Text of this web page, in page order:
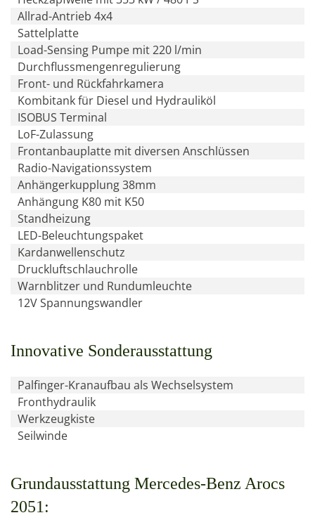
Allrad-Antrieb 4x4
Sattelplatte
Load-Sensing Pumpe mit 220 l/min
Durchflussmengenregulierung
Front- und Rückfahrkamera
Kombitank für Diesel und Hydrauliköl
ISOBUS Terminal
LoF-Zulassung
Frontanbauplatte mit diversen Anschlüssen
Radio-Navigationssystem
Anhängerkupplung 38mm
Anhängung K80 mit K50
Standheizung
LED-Beleuchtungspaket
Kardanwellenschutz
Druckluftschlauchrolle
Warnblitzer und Rundumleuchte
12V Spannungswandler
Innovative Sonderausstattung
Palfinger-Kranaufbau als Wechselsystem
Fronthydraulik
Werkzeugkiste
Seilwinde
Grundausstattung Mercedes-Benz Arocs
2051: